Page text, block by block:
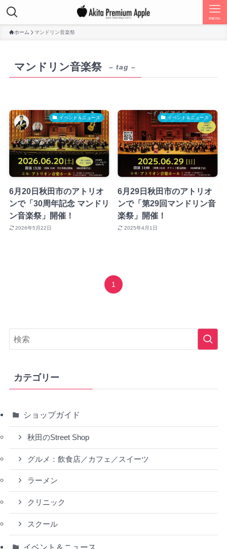
menu
ホーム マンドリン音楽祭
マンドリン音楽祭 – tag –
イベント＆ニュース
6月20日秋田市のアトリオ
ンで「30周年記念 マンドリ
ン音楽祭」開催！
2026年5月22日
イベント＆ニュース
6月29日秋田市のアトリオ
ンで「第29回マンドリン音
楽祭」開催！
2025年4月1日
1
カテゴリー
ショップガイド
秋田のStreet Shop
グルメ：飲食店／カフェ／スイーツ
ラーメン
クリニック
スクール
イベント＆ニュース